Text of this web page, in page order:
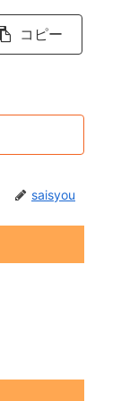
コピー
saisyou